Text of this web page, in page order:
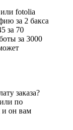
fotolia
за 2 бакса
за 70
за 3000
заказа?
по
и он вам